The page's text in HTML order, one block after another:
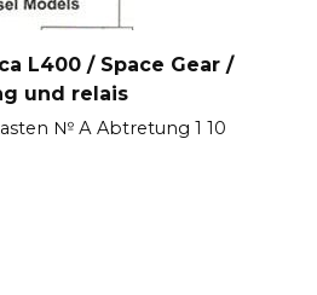
L400 / Space Gear /
und relais
№ А Abtretung 1 10